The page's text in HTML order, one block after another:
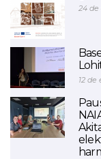
24
12 de